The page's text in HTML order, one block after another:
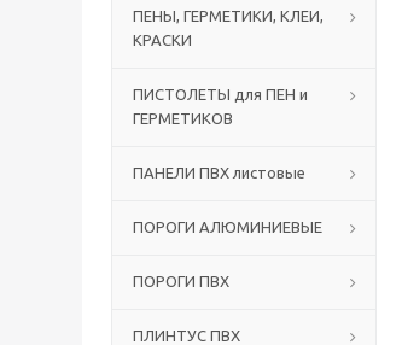
ПЕНЫ, ГЕРМЕТИКИ, КЛЕИ,
КРАСКИ
ПИСТОЛЕТЫ для ПЕН и
ГЕРМЕТИКОВ
ПАНЕЛИ ПВХ листовые
ПОРОГИ АЛЮМИНИЕВЫЕ
ПОРОГИ ПВХ
ПЛИНТУС ПВХ